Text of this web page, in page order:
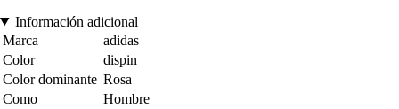
Información adicional
Marca
adidas
Color
dispin
Color dominante Rosa
Como
Hombre